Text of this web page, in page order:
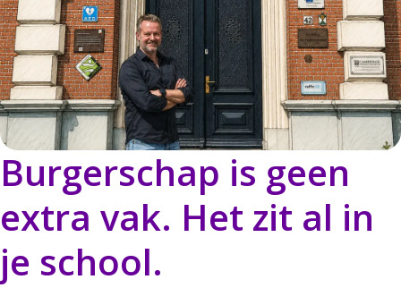
Burgerschap is geen
extra vak. Het zit al in
je school.